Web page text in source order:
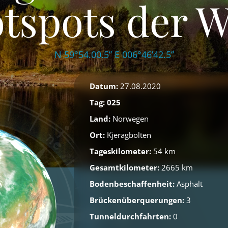
der
N 59°54.00.5’’ E 006°46’42.5’’
Datum:27.08.2020
Tag: 025
Land: Norwegen
Ort: Kjeragbolten
Tageskilometer: 54 km
Gesamtkilometer:2665 km
Bodenbeschaffenheit: Asphalt
Brückenüberquerungen: 3
Tunneldurchfahrten: 0